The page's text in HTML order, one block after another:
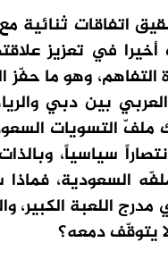
اتفاقات ثنائية
في تعزيز
وهو ما حفّز
بين دبي
التسويات
سياسياً،
السعودية،
اللعبة
يتوقّف دمعه؟